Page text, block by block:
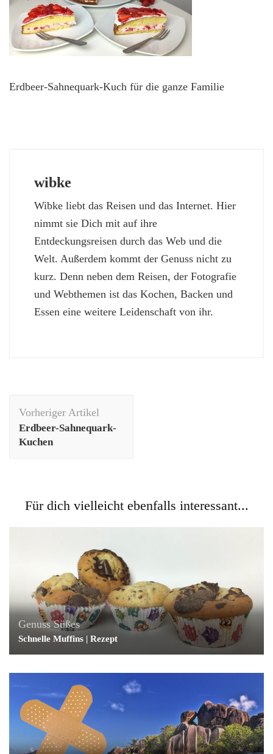
Erdbeer-Sahnequark-Kuch für die ganze Familie
wibke
Wibke liebt das Reisen und das Internet. Hier
nimmt sie Dich mit auf ihre
Entdeckungsreisen durch das Web und die
Welt. Außerdem kommt der Genuss nicht zu
kurz. Denn neben dem Reisen, der Fotografie
und Webthemen ist das Kochen, Backen und
Essen eine weitere Leidenschaft von ihr.
Vorheriger Artikel
Erdbeer-Sahnequark-
Kuchen
Für dich vielleicht ebenfalls interessant...
Genuss Süßes
Schnelle Muffins | Rezept